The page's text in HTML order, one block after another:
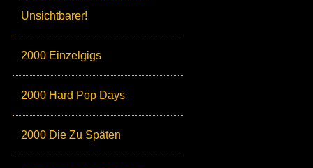
Unsichtbarer!
2000 Einzelgigs
2000 Hard Pop Days
2000 Die Zu Späten